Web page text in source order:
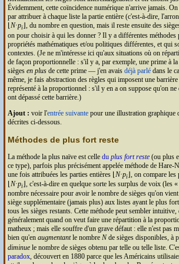
Évidemment, cette coïncidence numérique n'arrive jamais.
par attribuer à chaque liste la partie entière (c'est-à-dire,
N·pi⌋, du nombre en question, mais il reste ensuite des
on pour choisir à qui les donner ? Il y a différentes méthodes
propriétés mathématiques et/ou politiques différentes, et qui
contextes. (Je ne m'intéresse ici qu'aux situations où on
de façon proportionnelle : s'il y a, par exemple, une prime à
sièges en plusde cette prime — j'en avais déjà parlédans le
même, je fais abstraction des règles qui imposent une
représenté à la proportionnel : s'il y en a on suppose qu'on
ont dépassé cette barrière.)
Ajout : voir l'entrée suivantepour une illustration graphique
décrites ci-dessous.
Méthodes de plus fort reste
La méthode la plus naïve est celle du plus fort reste(ou plus
ce type), parfois plus précisément appelée méthode de Hare-
une fois attribuées les parties entières ⌊ N·pi⌋, on compare les
N·pi⌋, c'est-à-dire en quelque sorte les surplus de voix (les
nombre nécessaire pour avoir le nombre de sièges qu'on
siège supplémentaire (jamais plus) aux listes ayant le plus
tous les sièges restants. Cette méthode peut sembler
généralement quand on veut faire une répartition à la
matheux ; mais elle souffre d'un grave défaut : elle n'est pas
bien qu'en augmentantle nombre Nde sièges disponibles, à
diminuele nombre de sièges obtenu par telle ou telle liste.
paradox, découvert en 1880 parce que les Américains